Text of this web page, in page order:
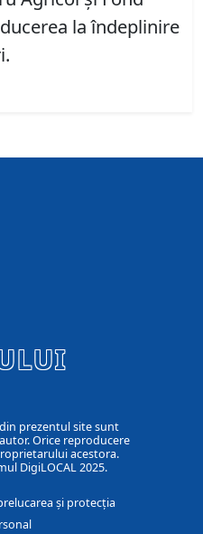
la îndeplinire
prezentul site sunt
Orice reproducere
acestora.
DigiLOCAL 2025.
și protecția